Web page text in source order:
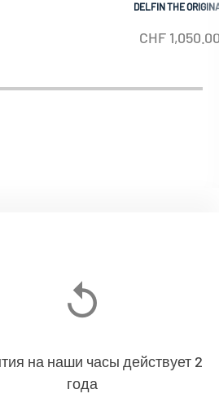
DELFIN THE
CHF
на наши часы действует 2
года